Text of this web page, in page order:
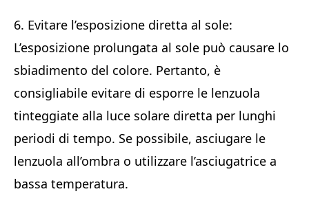
6. Evitare l’esposizione diretta al sole:
L’esposizione prolungata al sole può causare lo
sbiadimento del colore. Pertanto, è
consigliabile evitare di esporre le lenzuola
tinteggiate alla luce solare diretta per lunghi
periodi di tempo. Se possibile, asciugare le
lenzuola all’ombra o utilizzare l’asciugatrice a
bassa temperatura.